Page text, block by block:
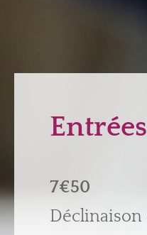
Entrées
7€50
Déclinaison